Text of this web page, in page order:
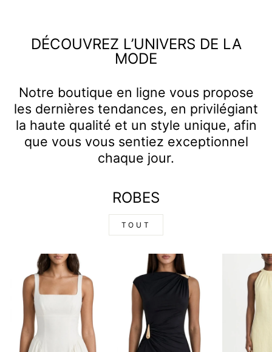
DÉCOUVREZ L’UNIVERS DE LA
MODE
Notre boutique en ligne vous propose
les dernières tendances, en privilégiant
la haute qualité et un style unique, afin
que vous vous sentiez exceptionnel
chaque jour.
ROBES
TOUT